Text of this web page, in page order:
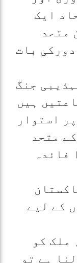
ایک
متحد
بات
جنگ
ہیں
استوار
متحد
فائدہ
کے لیے
ملک کو
ہے تو